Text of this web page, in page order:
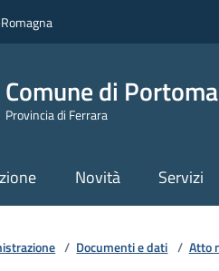
Comune di
Provincia di Ferrara
Novità Servizi
/ Documenti e dati / Atto